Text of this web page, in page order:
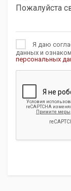
Я даю
данных и
персональных